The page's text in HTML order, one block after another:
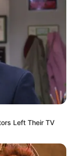
Left Their TV